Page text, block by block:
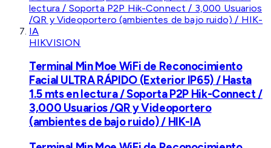
HIKVISION
Terminal Min Moe WiFi de Reconocimiento
Facial ULTRA RÁPIDO (Exterior IP65) / Hasta
1.5 mts en lectura / Soporta P2P Hik-Connect /
3,000 Usuarios /QR y Videoportero
(ambientes de bajo ruido) / HIK-IA